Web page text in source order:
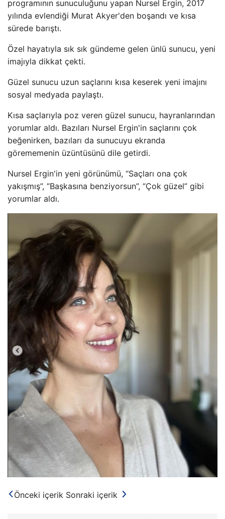
programının sunuculuğunu yapan Nursel Ergin, 2017
yılında evlendiği Murat Akyer'den boşandı ve kısa
sürede barıştı.
Özel hayatıyla sık sık gündeme gelen ünlü sunucu, yeni
imajıyla dikkat çekti.
Güzel sunucu uzun saçlarını kısa keserek yeni imajını
sosyal medyada paylaştı.
Kısa saçlarıyla poz veren güzel sunucu, hayranlarından
yorumlar aldı. Bazıları Nursel Ergin'in saçlarını çok
beğenirken, bazıları da sunucuyu ekranda
görememenin üzüntüsünü dile getirdi.
Nursel Ergin'in yeni görünümü, “Saçları ona çok
yakışmış”, “Başkasına benziyorsun”, “Çok güzel” gibi
yorumlar aldı.
Önceki içerik Sonraki içerik